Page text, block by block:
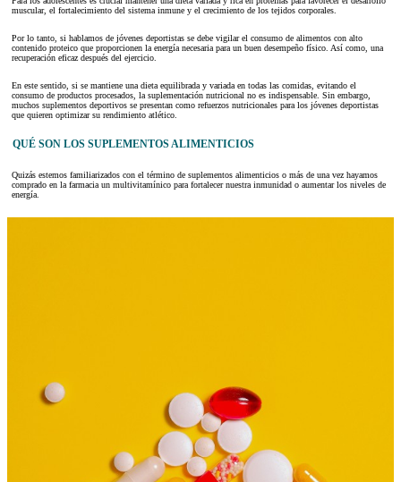
muscular, el fortalecimiento del sistema inmune y el crecimiento de los tejidos corporales.
Por lo tanto, si hablamos de jóvenes deportistas se debe vigilar el consumo de alimentos con alto
contenido proteico que proporcionen la energía necesaria para un buen desempeño físico. Así como, una
recuperación eficaz después del ejercicio.
En este sentido, si se mantiene una dieta equilibrada y variada en todas las comidas, evitando el
consumo de productos procesados, la suplementación nutricional no es indispensable. Sin embargo,
muchos suplementos deportivos se presentan como refuerzos nutricionales para los jóvenes deportistas
que quieren optimizar su rendimiento atlético.
QUÉ SON LOS SUPLEMENTOS ALIMENTICIOS
Quizás estemos familiarizados con el término de suplementos alimenticios o más de una vez hayamos
comprado en la farmacia un multivitamínico para fortalecer nuestra inmunidad o aumentar los niveles de
energía.